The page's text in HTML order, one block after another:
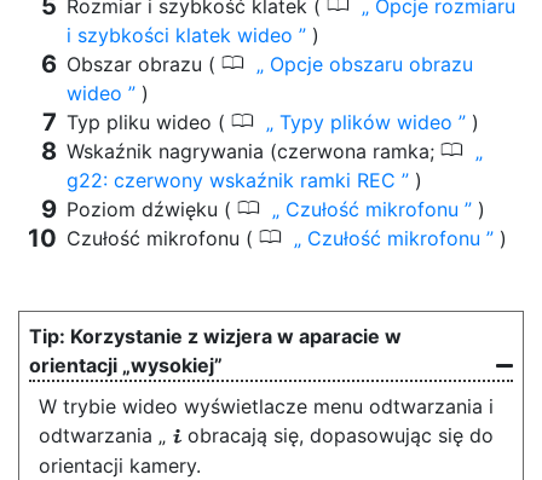
Rozmiar i szybkość klatek ( 0
Opcje rozmiaru
i szybkości klatek wideo
)
Obszar obrazu ( 0
Opcje obszaru obrazu
wideo
)
Typ pliku wideo ( 0 Typy plików wideo
)
Wskaźnik nagrywania (czerwona ramka; 0
g22: czerwony wskaźnik ramki REC
)
Poziom dźwięku ( 0 Czułość mikrofonu
)
Czułość mikrofonu ( 0 Czułość mikrofonu )
Korzystanie z wizjera w aparacie w
orientacji „wysokiej”
W trybie wideo wyświetlacze menu odtwarzania i
odtwarzania „ i obracają się, dopasowując się do
orientacji kamery.